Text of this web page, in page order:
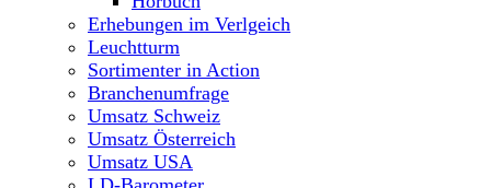
Erhebungen im Verlgeich
Leuchtturm
Sortimenter in Action
Branchenumfrage
Umsatz Schweiz
Umsatz Österreich
Umsatz USA